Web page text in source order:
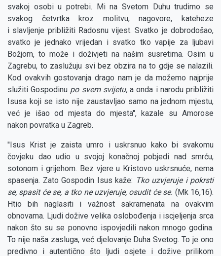
svakoj osobi u potrebi. Mi na Svetom Duhu trudimo se
svakog četvrtka kroz molitvu, nagovore, kateheze
i slavljenje približiti Radosnu vijest. Svatko je dobrodošao,
svatko je jednako vrijedan i svatko tko vapije za ljubavi
Božjom, to može i doživjeti na našim susretima. Osim u
Zagrebu, to zaslužuju svi bez obzira na to gdje se nalazili.
Kod ovakvih gostovanja drago nam je da možemo najprije
služiti Gospodinu po svem svijetu,a onda i narodu približiti
Isusa koji se isto nije zaustavljao samo na jednom mjestu,
već je išao od mjesta do mjesta'', kazale su Amorose
nakon povratka u Zagreb.
''Isus Krist je zaista umro i uskrsnuo kako bi svakomu
čovjeku dao udio u svojoj konačnoj pobjedi nad smrću,
sotonom i grijehom. Bez vjere u Kristovo uskrsnuće, nema
spasenja. Zato Gospodin Isus kaže: Tko uzvjeruje i pokrsti
se, spasit će se, a tko ne uzvjeruje, osudit će se. (Mk 16,16).
Htio bih naglasiti i važnost sakramenata na ovakvim
obnovama. Ljudi dožive velika oslobođenja i iscjeljenja srca
nakon što su se ponovno ispovjedili nakon mnogo godina.
To nije naša zasluga, već djelovanje Duha Svetog. To je ono
predivno i autentično što ljudi osjete i dožive prilikom